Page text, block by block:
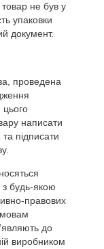
не був у
упаковки
документ.
проведена
цього
написати
підписати
з будь-якою
правових
до
виробником